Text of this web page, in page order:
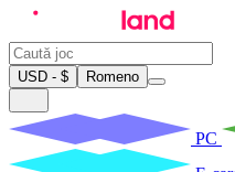
USD - $ Romeno
PC